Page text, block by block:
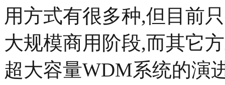
用方式有很多种,但目前
大规模商用阶段,而其它
超大容量WDM系统的演